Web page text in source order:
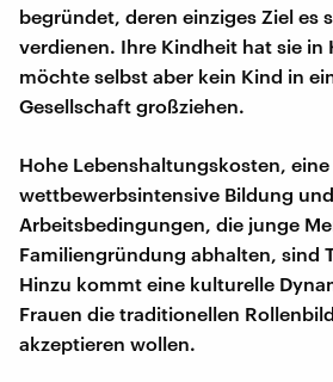
begründet, deren einziges Ziel es
verdienen. Ihre Kindheit hat sie in
möchte selbst aber kein Kind in
Gesellschaft großziehen.
Hohe Lebenshaltungskosten, eine
wettbewerbsintensive Bildung
Arbeitsbedingungen, die junge
Familiengründung abhalten, sind
Hinzu kommt eine kulturelle
Frauen die traditionellen
akzeptieren wollen.